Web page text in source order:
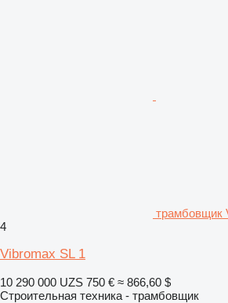
трамбовщик
4
Vibromax SL 1
10 290 000 UZS 750 € ≈ 866,60 $
Строительная техника - трамбовщик